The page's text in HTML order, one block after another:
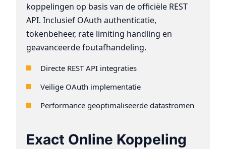
koppelingen op basis van de officiële REST
API. Inclusief OAuth authenticatie,
tokenbeheer, rate limiting handling en
geavanceerde foutafhandeling.
Directe REST API integraties
Veilige OAuth implementatie
Performance geoptimaliseerde datastromen
Exact Online Koppeling